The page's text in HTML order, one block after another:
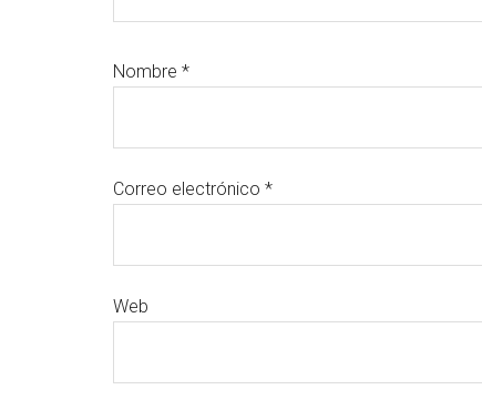
Nombre *
Correo electrónico *
Web